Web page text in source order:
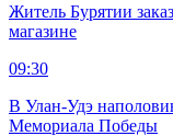
Житель Бурятии
магазине
09:30
В Улан-Удэ
Мемориала Победы